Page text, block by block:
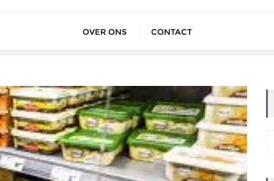
OVER ONS CONTACT